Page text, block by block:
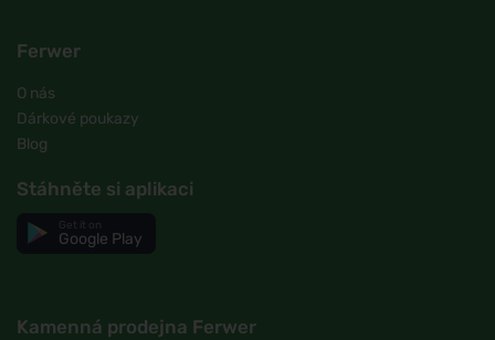
Ferwer
O nás
Dárkové poukazy
Blog
Stáhněte si aplikaci
Google Play
Kamenná prodejna Ferwer